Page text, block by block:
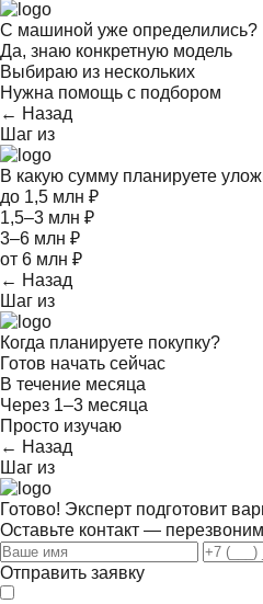
С машиной уже определились?
Да, знаю конкретную модель
Выбираю из нескольких
Нужна помощь с подбором
← Назад
Шаг из
В какую сумму планируете
до 1,5 млн ₽
1,5–3 млн ₽
3–6 млн ₽
от 6 млн ₽
← Назад
Шаг из
Когда планируете покупку?
Готов начать сейчас
В течение месяца
Через 1–3 месяца
Просто изучаю
← Назад
Шаг из
Готово! Эксперт подготовит
Оставьте контакт —
Отправить заявку